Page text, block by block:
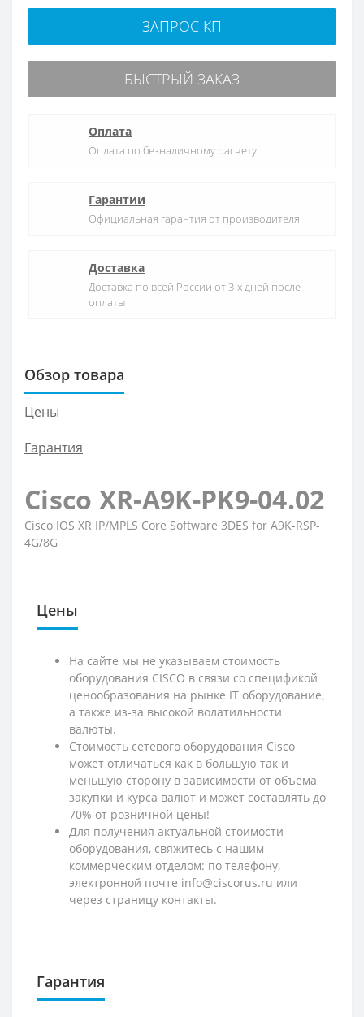
ЗАПРОС КП
БЫСТРЫЙ ЗАКАЗ
Оплата
Оплата по безналичному расчету
Гарантии
Официальная гарантия от производителя
Доставка
Доставка по всей России от 3-х дней после
оплаты
Обзор товара
Цены
Гарантия
Cisco XR-A9K-PK9-04.02
Cisco IOS XR IP/MPLS Core Software 3DES for A9K-RSP-
4G/8G
Цены
На сайте мы не указываем стоимость
оборудования CISCO в связи со спецификой
ценообразования на рынке IT оборудование,
а также из-за высокой волатильности
валюты.
Стоимость сетевого оборудования Cisco
может отличаться как в большую так и
меньшую сторону в зависимости от объема
закупки и курса валют и может составлять до
70% от розничной цены!
Для получения актуальной стоимости
оборудования, свяжитесь с нашим
коммерческим отделом: по телефону,
электронной почте info@ciscorus.ru или
через страницу контакты.
Гарантия